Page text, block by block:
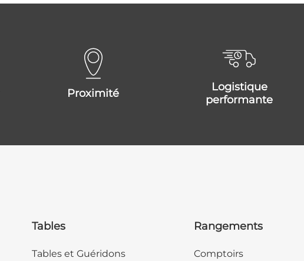
proximité
logistique
performante
Tables
Tables et Guéridons
Rangements
Comptoirs